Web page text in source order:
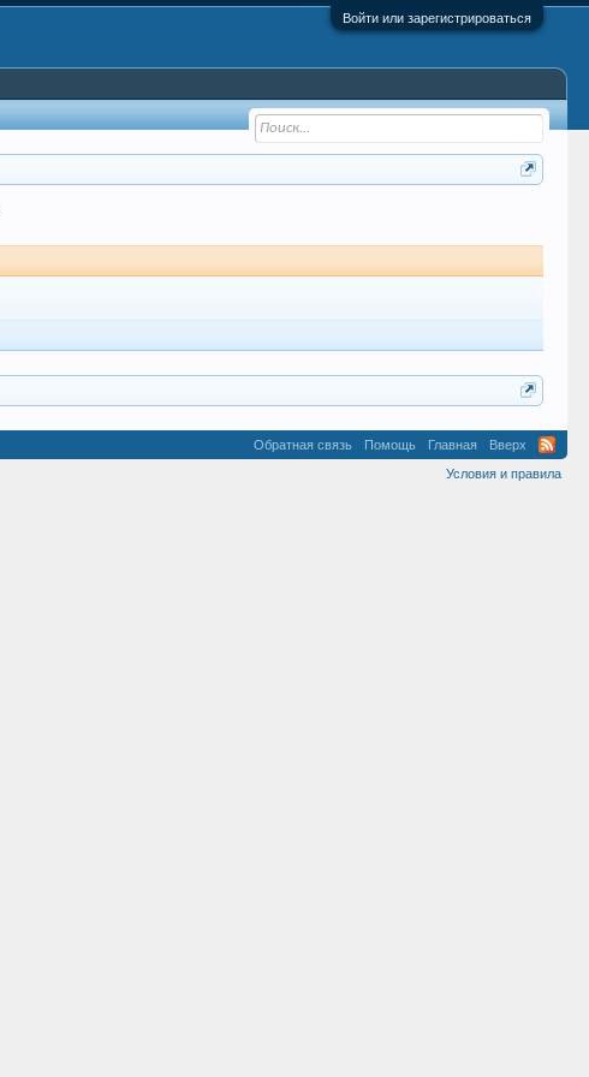
Войти или зарегистрироваться
Обратная связь Помощь Главная
Вверх
Условия и правила